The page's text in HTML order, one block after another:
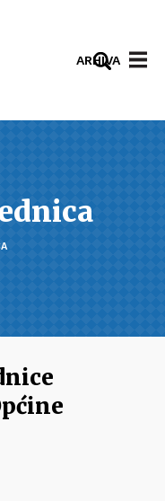
ARHIVA